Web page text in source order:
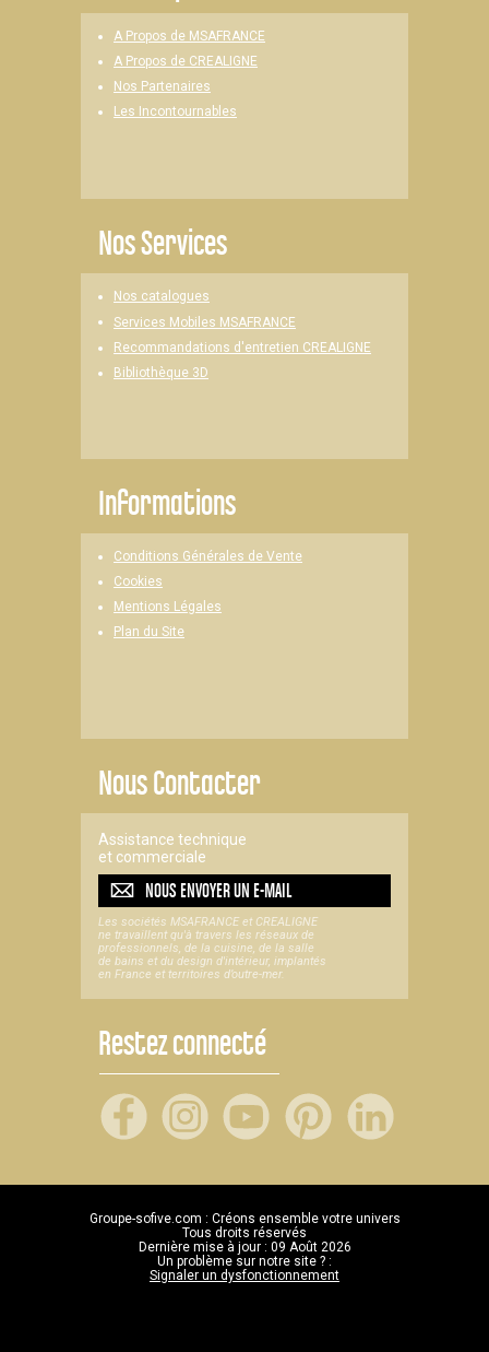
A Propos de MSAFRANCE
A Propos de CREALIGNE
Nos Partenaires
Les Incontournables
Nos Services
Nos catalogues
Services Mobiles MSAFRANCE
Recommandations d'entretien CREALIGNE
Bibliothèque 3D
Informations
Conditions Générales de Vente
Cookies
Mentions Légales
Plan du Site
Nous Contacter
Assistance technique
et commerciale
NOUS ENVOYER UNE-MAIL
Les sociétés MSAFRANCE et CREALIGNE
ne travaillent qu'à travers les réseaux de
professionnels, de la cuisine, de la salle
de bains et du design d'intérieur, implantés
en France et territoires d’outre-mer.
Restez connecté
Groupe-sofive.com : Créons ensemble votre univers
Tous droits réservés
Dernière mise à jour : 09 Août 2026
Un problème sur notre site ? :
Signaler un dysfonctionnement